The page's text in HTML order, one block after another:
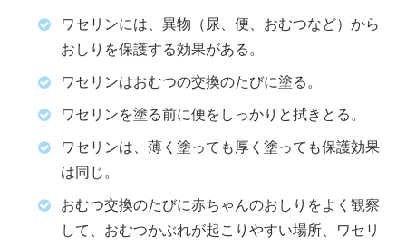
ワセリンには、異物（尿、便、おむつなど）から
おしりを保護する効果がある。
ワセリンはおむつの交換のたびに塗る。
ワセリンを塗る前に便をしっかりと拭きとる。
ワセリンは、薄く塗っても厚く塗っても保護効果
は同じ。
おむつ交換のたびに赤ちゃんのおしりをよく観察
して、おむつかぶれが起こりやすい場所、ワセリ